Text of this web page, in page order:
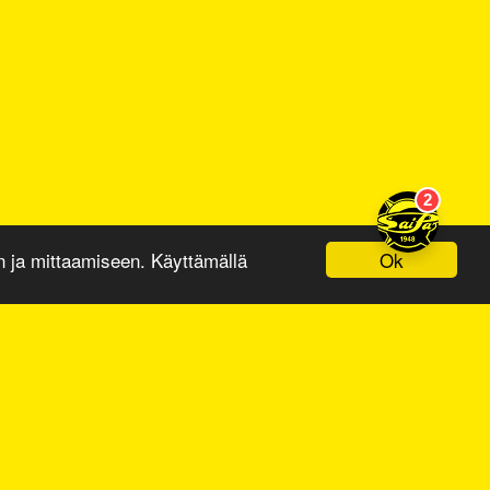
Ok
ja mittaamiseen. Käyttämällä